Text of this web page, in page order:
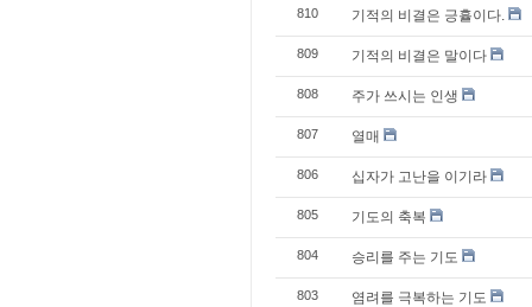
810 기적의 비결은 긍휼이다.
809 기적의 비결은 말이다
808 주가 쓰시는 인생
807 열매
806 십자가 고난을 이기라
805 기도의 축복
804 승리를 주는 기도
803 염려를 극복하는 기도